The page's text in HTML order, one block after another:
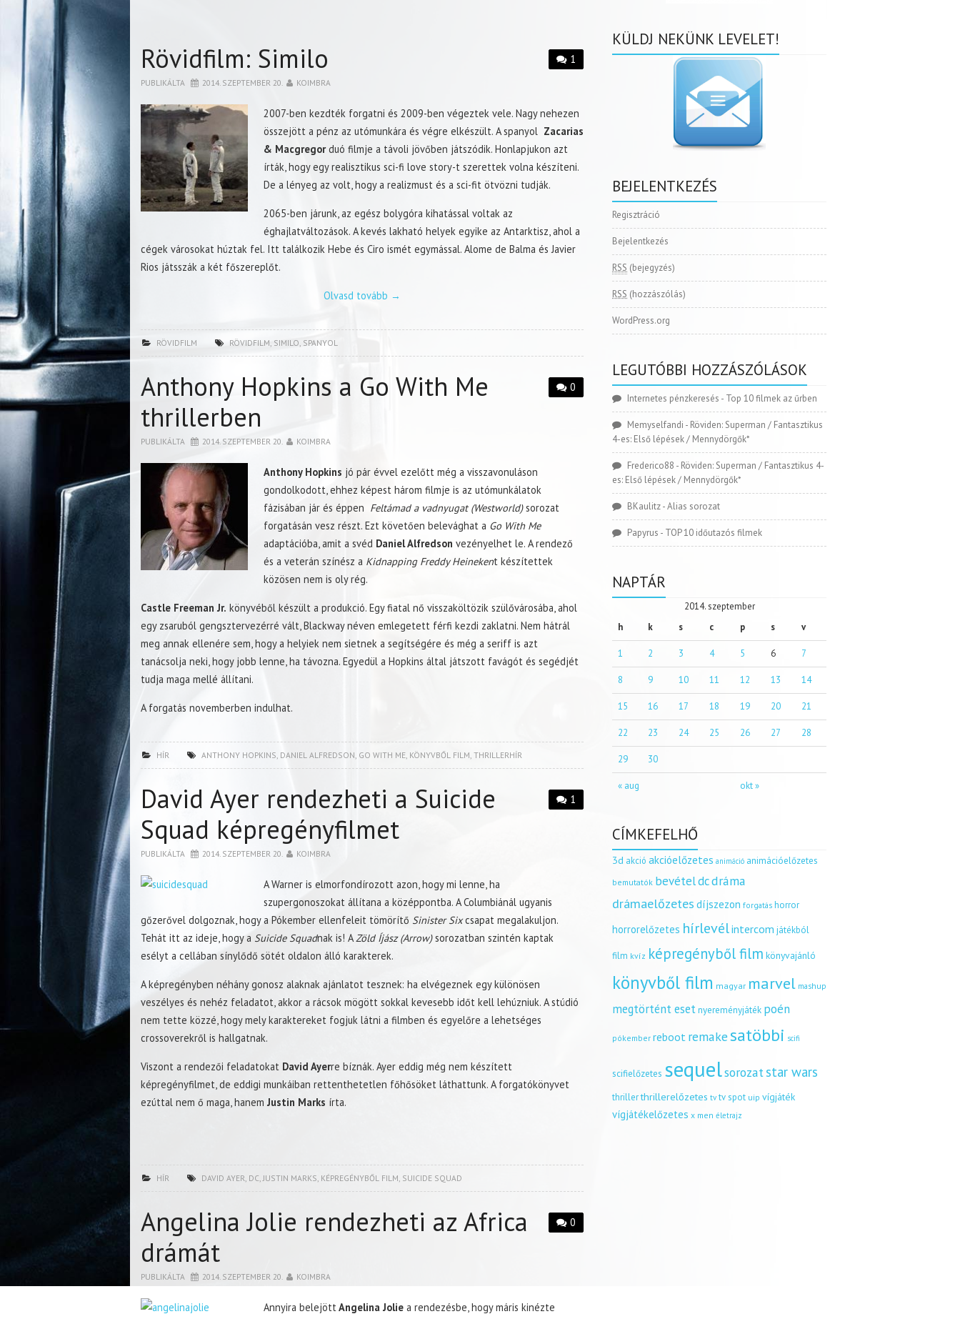
1
Rövidfilm: Similo
PUBLIKÁLTA 2014. SZEPTEMBER 20. KOIMBRA
2007-ben kezdték forgatni és 2009-ben végeztek vele. Nagy nehezen
összejött a pénz az utómunkára és végre elkészült. A spanyol Zacarias
& Macgregorduó filmje a távoli jövőben játszódik. Honlapjukon azt
írták, hogy egy realisztikus sci-fi love story-t szerettek volna készíteni.
De a lényeg az volt, hogy a realizmust és a sci-fit ötvözni tudják.
2065-ben járunk, az egész bolygóra kihatással voltak az
éghajlatváltozások. A kevés lakható helyek egyike az Antarktisz, ahol a
cégek városokat húztak fel. Itt találkozik Hebe és Ciro ismét egymással. Alome de Balma és Javier
Rios játsszák a két főszereplőt.
Olvasd tovább →
RÖVIDFILM RÖVIDFILM, SIMILO, SPANYOL
0
Anthony Hopkins a Go With Me
thrillerben
PUBLIKÁLTA 2014. SZEPTEMBER 20. KOIMBRA
Anthony Hopkins jó pár évvel ezelőtt még a visszavonuláson
gondolkodott, ehhez képest három filmje is az utómunkálatok
fázisában jár és éppen Feltámad a vadnyugat (Westworld)sorozat
forgatásán vesz részt. Ezt követően belevághat a Go With Me
adaptációba, amit a svéd Daniel Alfredson vezényelhet le. A rendező
és a veterán színész a Kidnapping Freddy Heinekent készítettek
közösen nem is oly rég.
Castle Freeman Jr. könyvéből készült a produkció. Egy fiatal nő visszaköltözik szülővárosába, ahol
egy zsaruból gengsztervezérré vált, Blackway néven emlegetett férfi kezdi zaklatni. Nem hátrál
meg annak ellenére sem, hogy a helyiek nem sietnek a segítségére és még a seriff is azt
tanácsolja neki, hogy jobb lenne, ha távozna. Egyedül a Hopkins által játszott favágót és segédjét
tudja maga mellé állítani.
A forgatás novemberben indulhat.
HÍR ANTHONY HOPKINS, DANIEL ALFREDSON, GO WITH ME, KÖNYVBŐL FILM, THRILLERHÍR
1
David Ayer rendezheti a Suicide
Squad képregényfilmet
PUBLIKÁLTA 2014. SZEPTEMBER 20. KOIMBRA
A Warner is elmorfondírozott azon, hogy mi lenne, ha
szupergonoszokat állítana a középpontba. A Columbiánál ugyanis
gőzerővel dolgoznak, hogy a Pókember ellenfeleit tömörítő Sinister Sixcsapat megalakuljon.
Tehát itt az ideje, hogy a Suicide Squadnak is! AZöld Íjász (Arrow)sorozatban szintén kaptak
esélyt a cellában sínylődő sötét oldalon álló karakterek.
A képregényben néhány gonosz alaknak ajánlatot tesznek: ha elvégeznek egy különösen
veszélyes és nehéz feladatot, akkor a rácsok mögött sokkal kevesebb időt kell lehúzniuk. A stúdió
nem tette közzé, hogy mely karaktereket fogjuk látni a filmben és egyelőre a lehetséges
crossoverekről is hallgatnak.
Viszont a rendezői feladatokat David Ayerre bíznák. Ayer eddig még nem készített
képregényfilmet, de eddigi munkáiban rettenthetetlen főhősöket láthattunk. A forgatókönyvet
ezúttal nem ő maga, hanem Justin Marks írta.
HÍR DAVID AYER, DC,JUSTIN MARKS, KÉPREGÉNYBŐL FILM, SUICIDE SQUAD
0
Angelina Jolie rendezheti az Africa
drámát
PUBLIKÁLTA 2014. SZEPTEMBER 20. KOIMBRA
Annyira belejöttAngelina Joliea rendezésbe, hogy máris kinézte
KÜLDJ NEKÜNK LEVELET!
BEJELENTKEZÉS
Regisztráció
Bejelentkezés
RSS (bejegyzés)
RSS (hozzászólás)
WordPress.org
LEGUTÓBBI HOZZÁSZÓLÁSOK
Internetes pénzkeresés - Top 10 filmek az űrben
Memyselfandi - Röviden: Superman / Fantasztikus
4-es: Első lépések / Mennydörgők*
Frederico88 - Röviden: Superman / Fantasztikus 4-
es: Első lépések / Mennydörgők*
BKaulitz-Alias sorozat
Papyrus - TOP 10 időutazós filmek
NAPTÁR
2014. szeptember
h
k s c p s v
« aug okt »
1 2 3 4 5 6 7
8 9 10 11 12 13 14
15 16 17 18 19 20 21
22 23 24 25 26 27 28
29 30
CÍMKEFELHŐ
3d akció akcióelőzetes animáció animációelőzetes
bemutatók bevételdcdráma
drámaelőzetes díjszezon forgatás horror
horrorelőzetes hírlevélintercom játékból
film kvíz képregényből film könyvajánló
könyvből film magyar marvel mashup
megtörtént esetnyereményjáték poén
pókember reboot remakesatöbbi scifi
scifielőzetes sequelsorozatstar wars
thrillerthrillerelőzetes tv tv spot uip vígjáték
vígjátékelőzetes x men életrajz